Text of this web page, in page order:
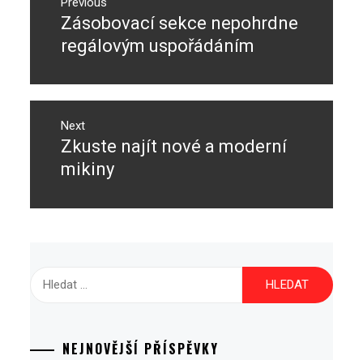
příspěvek
Previous
post:
Zásobovací sekce nepohrdne
regálovým uspořádáním
Next
Next
post:
Zkuste najít nové a moderní
mikiny
NEJNOVĚJŠÍ PŘÍSPĚVKY